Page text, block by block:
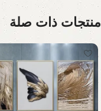
منتجات ذات صلة